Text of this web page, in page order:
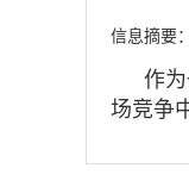
信息摘要：
作
场竞争